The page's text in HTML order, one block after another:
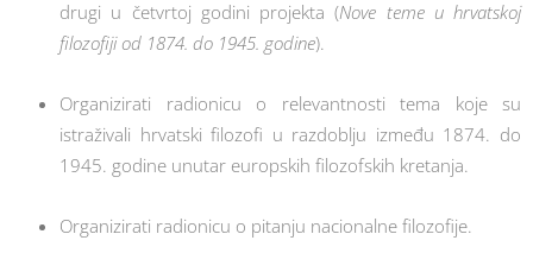
drugi u četvrtoj godini projekta (Nove teme u hrvatskoj
filozofiji od 1874. do 1945. godine).
Organizirati radionicu o relevantnosti tema koje su
istraživali hrvatski filozofi u razdoblju između 1874. do
1945. godine unutar europskih filozofskih kretanja.
Organizirati radionicu o pitanju nacionalne filozofije.